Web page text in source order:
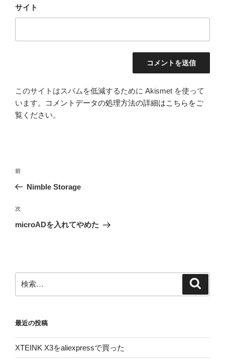
サイト
このサイトはスパムを低減するために Akismet を使って
います。
コメントデータの処理方法の詳細はこちらをご
覧ください。
投
ビ
ゲ
ン
前
の
稿
前
Nimble Storage
次
の
次
microADを入れてやめた
索:
最近の投稿
XTEINK X3をaliexpressで買った